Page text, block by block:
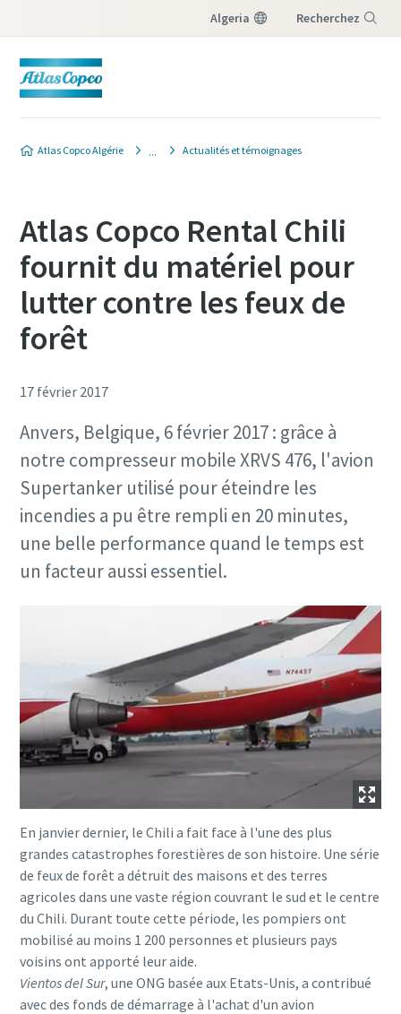
Algeria Recherchez
Atlas Copco Algérie Actualités et témoignages
Atlas Copco Rental Chili
fournit du matériel pour
lutter contre les feux de
forêt
17 février 2017
Anvers, Belgique, 6 février 2017 : grâce à
notre compresseur mobile XRVS 476, l'avion
Supertanker utilisé pour éteindre les
incendies a pu être rempli en 20 minutes,
une belle performance quand le temps est
un facteur aussi essentiel.
En janvier dernier, le Chili a fait face à l'une des plus
grandes catastrophes forestières de son histoire. Une série
de feux de forêt a détruit des maisons et des terres
agricoles dans une vaste région couvrant le sud et le centre
du Chili. Durant toute cette période, les pompiers ont
mobilisé au moins 1 200 personnes et plusieurs pays
voisins ont apporté leur aide.
Vientos del Sur, une ONG basée aux Etats-Unis, a contribué
avec des fonds de démarrage à l'achat d'un avion